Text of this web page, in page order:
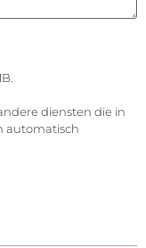
diensten die in
automatisch